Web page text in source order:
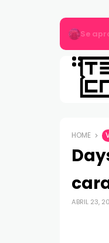
Más
HOME
ABRIL 23,